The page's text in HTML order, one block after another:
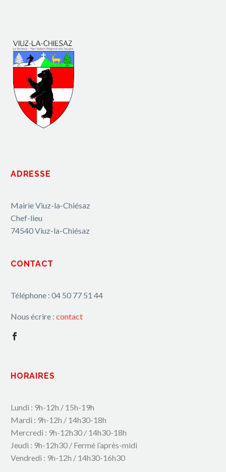
ADRESSE
Mairie Viuz-la-Chiésaz
Chef-lieu
74540 Viuz-la-Chiésaz
CONTACT
Téléphone : 04 50 77 51 44
Nous écrire : contact
HORAIRES
Lundi : 9h-12h / 15h-19h
Mardi : 9h-12h / 14h30-18h
Mercredi : 9h-12h30 / 14h30-18h
Jeudi : 9h-12h30 / Fermé l’après-midi
Vendredi : 9h-12h / 14h30-16h30